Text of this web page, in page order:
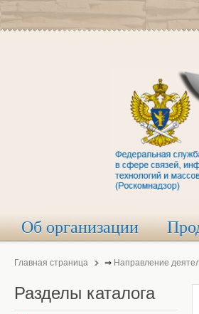
Об организации
Главная страница ⇒ Направление
Разделы каталога